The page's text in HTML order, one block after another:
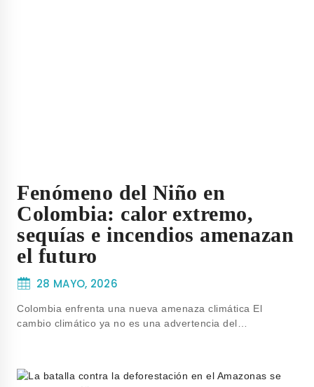
Fenómeno del Niño en
Colombia: calor extremo,
sequías e incendios amenazan
el futuro
28 MAYO, 2026
Colombia enfrenta una nueva amenaza climática El
cambio climático ya no es una advertencia del…